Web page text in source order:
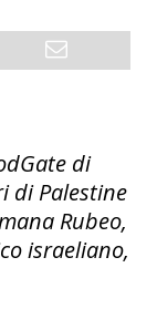
di
diPalestine
Rubeo,
israeliano,